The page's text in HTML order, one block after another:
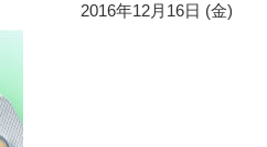
2016年12月16日 (金)